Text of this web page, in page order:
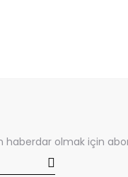
olmak için